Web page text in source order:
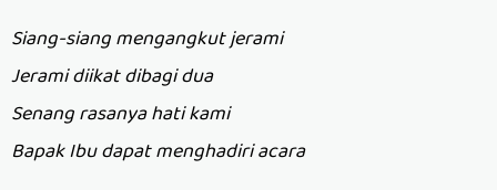
Siang-siang mengangkut jerami
Jerami diikat dibagi dua
Senang rasanya hati kami
Bapak Ibu dapat menghadiri acara